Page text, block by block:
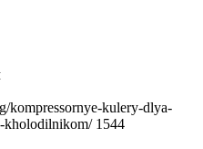
kompressornye-kulery-dlya-
kholodilnikom/ 1544